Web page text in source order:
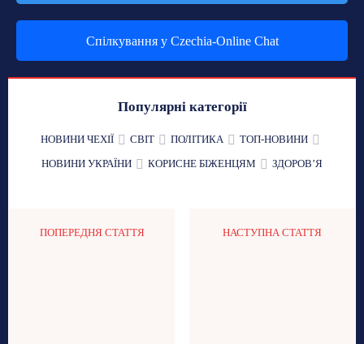
Спілкування у Czechia-Online Chat
Популярні категорії
НОВИНИ ЧЕХІЇ СВІТ ПОЛІТИКА
ТОП-НОВИНИ
НОВИНИ УКРАЇНИ
КОРИСНЕ БІЖЕНЦЯМ ЗДОРОВʼЯ
ПОПЕРЕДНЯ СТАТТЯ НАСТУПНА СТАТТЯ